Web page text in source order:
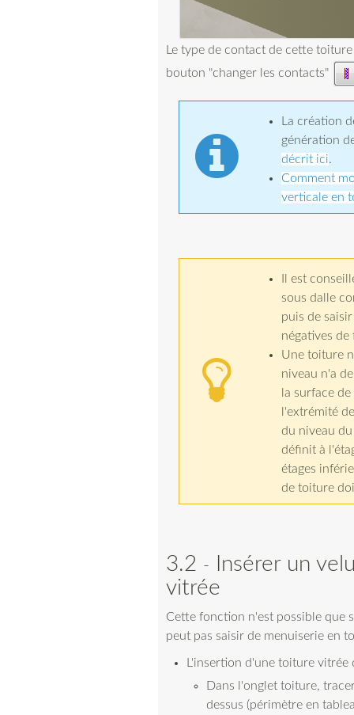
Le type de contact de cette
bouton "changer les contacts"
La création
génération
décrit ici.
Comment
verticale en
Il est
sous dalle
puis de
négatives
Une toiture
niveau n'a
la surface
l'extrémité
du niveau
définit à
étages
de toiture
3.2
Insérer un
vitrée
Cette fonction n'est possible que
peut pas saisir de menuiserie en
L'insertion d'une toiture vitrée
Dans l'onglet toiture,
dessus (périmètre en